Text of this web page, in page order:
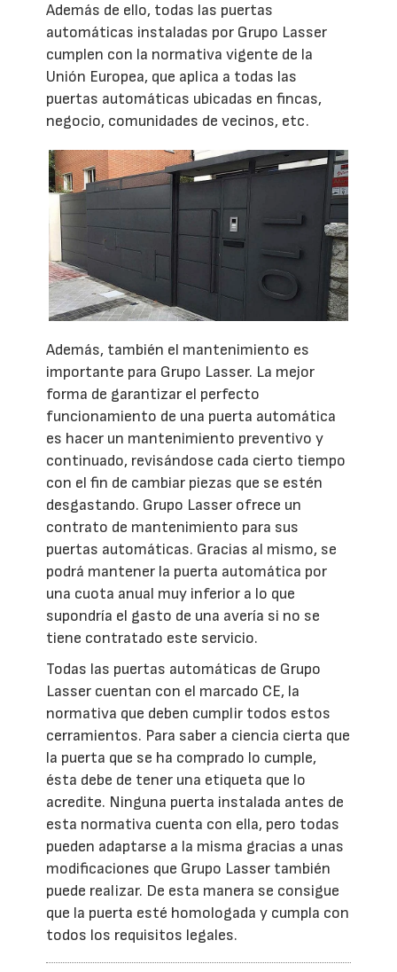
Además de ello, todas las puertas
automáticas instaladas por Grupo Lasser
cumplen con la normativa vigente de la
Unión Europea, que aplica a todas las
puertas automáticas ubicadas en fincas,
negocio, comunidades de vecinos, etc.
Además, también el mantenimiento es
importante para Grupo Lasser. La mejor
forma de garantizar el perfecto
funcionamiento de una puerta automática
es hacer un mantenimiento preventivo y
continuado, revisándose cada cierto tiempo
con el fin de cambiar piezas que se estén
desgastando. Grupo Lasser ofrece un
contrato de mantenimiento para sus
puertas automáticas. Gracias al mismo, se
podrá mantener la puerta automática por
una cuota anual muy inferior a lo que
supondría el gasto de una avería si no se
tiene contratado este servicio.
Todas las puertas automáticas de Grupo
Lasser cuentan con el marcado CE, la
normativa que deben cumplir todos estos
cerramientos. Para saber a ciencia cierta que
la puerta que se ha comprado lo cumple,
ésta debe de tener una etiqueta que lo
acredite. Ninguna puerta instalada antes de
esta normativa cuenta con ella, pero todas
pueden adaptarse a la misma gracias a unas
modificaciones que Grupo Lasser también
puede realizar. De esta manera se consigue
que la puerta esté homologada y cumpla con
todos los requisitos legales.